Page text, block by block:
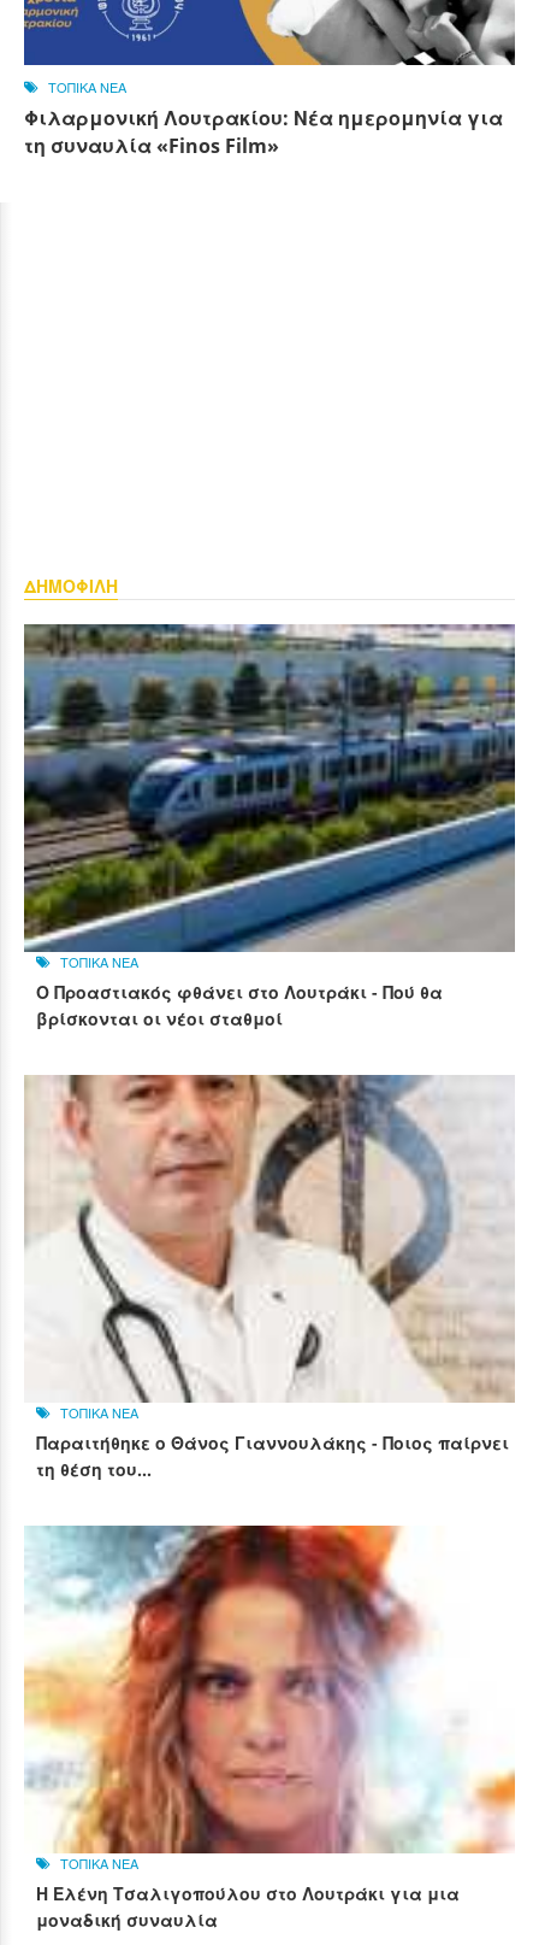
ΤΟΠΙΚΑ ΝΕΑ
Φιλαρμονική Λουτρακίου: Νέα ημερομηνία για
τη συναυλία «Finos Film»
ΔΗΜΟΦΙΛΗ
ΤΟΠΙΚΑ ΝΕΑ
Ο Προαστιακός φθάνει στο Λουτράκι - Πού θα
βρίσκονται οι νέοι σταθμοί
ΤΟΠΙΚΑ ΝΕΑ
Παραιτήθηκε ο Θάνος Γιαννουλάκης - Ποιος παίρνει
τη θέση του...
ΤΟΠΙΚΑ ΝΕΑ
Η Ελένη Τσαλιγοπούλου στο Λουτράκι για μια
μοναδική συναυλία